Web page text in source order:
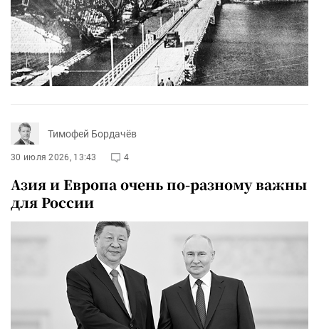
Тимофей Бордачёв
30 июля 2026, 13:43 4
Азия и Европа очень по-разному важны
для России